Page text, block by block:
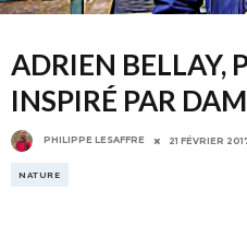
ADRIEN BELLAY,
INSPIRÉ PAR
PHILIPPE LESAFFRE 21 FÉVRIER
NATURE